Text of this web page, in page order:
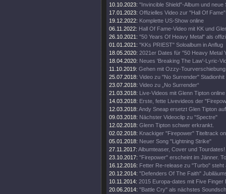
10.10.2023: "Invincible Shield"-Album und neue
17.01.2023: Offizielles Video zur "Hall Of
19.12.2022: Komplette US-Show online
06.11.2022: Hall Of Fame-Video mit KK und
26.10.2021: "50 Years Of Heavy Metal" als
01.01.2021: "KKs PRIEST" Soloalbum in Anflug
18.05.2020: 2021er Dates für "50 Heavy Metal
18.04.2020: Neues 'Breaking The Law'-Lyric-
11.10.2019: Gehen mit Ozzy-
25.07.2018: Video zu "No Surrender" Stadionhit
23.07.2018: Video zu „No Surrender“
21.03.2018: Live-Videos mit Glenn Tipton online
14.03.2018: Erste, fette Livevideos der
12.03.2018: Andy Sneap ersetzt Glen Tipton
09.03.2018: Nächster Videoclip zu "Spectre"
12.02.2018: Glenn Tipton schwer erkrankt.
02.02.2018: Knackiger "Firepower" Titeltrack
05.01.2018: Neuer Song "Lightning Strike"
27.11.2017: Albumteaser, Cover und Tourdates!
23.10.2017: "Firepower" erscheint im Jänner.
16.12.2016: Fetter Re-release zu "Turbo" steht
20.12.2014: "Defenders Of The Faith"
10.11.2014: 2015 Europa-dates mit Five Finger
20.06.2014: "Battle Cry" als nächstes